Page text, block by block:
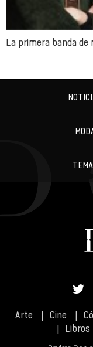
La primera banda de
Arte Cine
Libros